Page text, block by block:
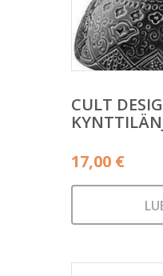
CULT
17,00 €